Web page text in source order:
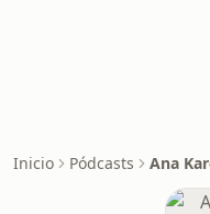
Inicio Pódcasts Ana